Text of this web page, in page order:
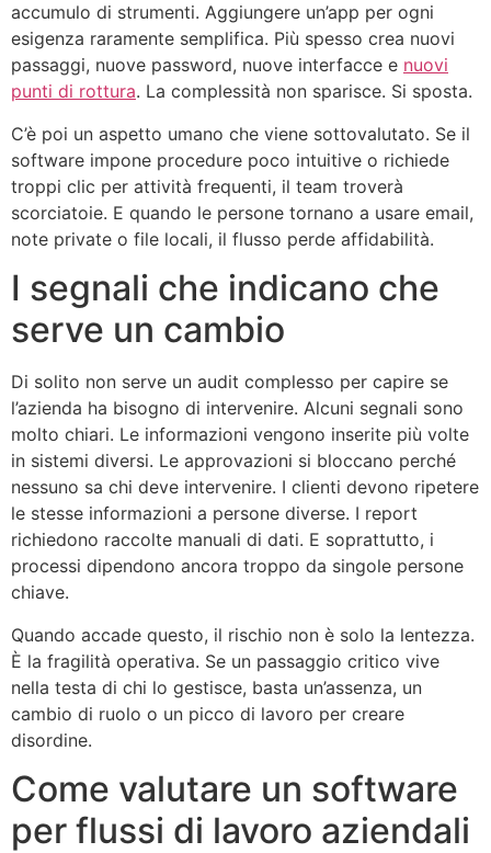
accumulo di strumenti. Aggiungere un’app per ogni
esigenza raramente semplifica. Più spesso crea nuovi
passaggi, nuove password, nuove interfacce e nuovi
punti di rottura. La complessità non sparisce. Si sposta.
C’è poi un aspetto umano che viene sottovalutato. Se il
software impone procedure poco intuitive o richiede
troppi clic per attività frequenti, il team troverà
scorciatoie. E quando le persone tornano a usare email,
note private o file locali, il flusso perde affidabilità.
I segnali che indicano che
serve un cambio
Di solito non serve un audit complesso per capire se
l’azienda ha bisogno di intervenire. Alcuni segnali sono
molto chiari. Le informazioni vengono inserite più volte
in sistemi diversi. Le approvazioni si bloccano perché
nessuno sa chi deve intervenire. I clienti devono ripetere
le stesse informazioni a persone diverse. I report
richiedono raccolte manuali di dati. E soprattutto, i
processi dipendono ancora troppo da singole persone
chiave.
Quando accade questo, il rischio non è solo la lentezza.
È la fragilità operativa. Se un passaggio critico vive
nella testa di chi lo gestisce, basta un’assenza, un
cambio di ruolo o un picco di lavoro per creare
disordine.
Come valutare un software
per flussi di lavoro aziendali